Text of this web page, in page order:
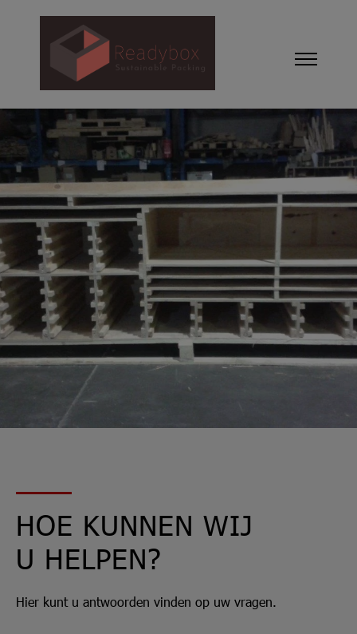
HOE KUNNEN WIJ
U HELPEN?
Hier kunt u antwoorden vinden op uw vragen.